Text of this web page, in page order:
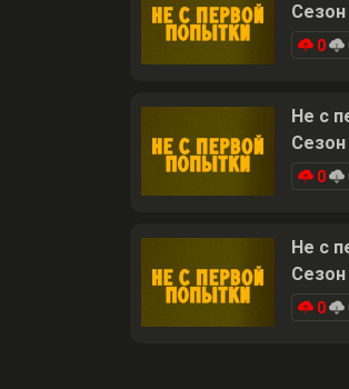
Сезон
0
Не с
Сезон
0
Не с
Сезон
0